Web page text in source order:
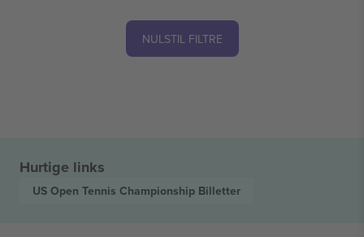
NULSTIL FILTRE
Hurtige links
US Open Tennis Championship Billetter